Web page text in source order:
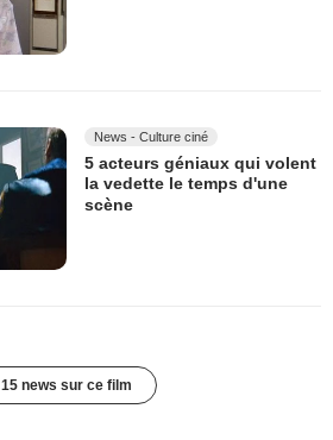
News - Culture ciné
5 acteurs géniaux qui volent
la vedette le temps d'une
scène
15 news sur ce film